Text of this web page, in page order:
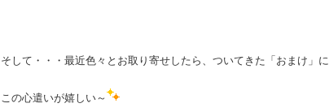
そして・・・最近色々とお取り寄せしたら、ついてきた「おまけ」
この心遣いが嬉しい～